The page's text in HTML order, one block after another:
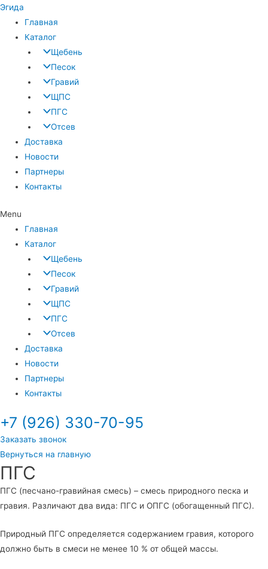
Эгида
Главная
Каталог
Щебень
Песок
Гравий
ЩПС
ПГС
Отсев
Доставка
Новости
Партнеры
Контакты
Menu
Главная
Каталог
Щебень
Песок
Гравий
ЩПС
ПГС
Отсев
Доставка
Новости
Партнеры
Контакты
+7 (926) 330-70-95
Заказать звонок
Вернуться на главную
ПГС
ПГС (песчано-гравийная смесь) – смесь природного песка и
гравия. Различают два вида: ПГС и ОПГС (обогащенный ПГС).
Природный ПГС определяется содержанием гравия, которого
должно быть в смеси не менее 10 % от общей массы.